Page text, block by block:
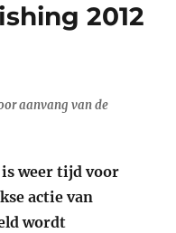
2012
aanvang van de
is weer tijd voor
actie van
wordt